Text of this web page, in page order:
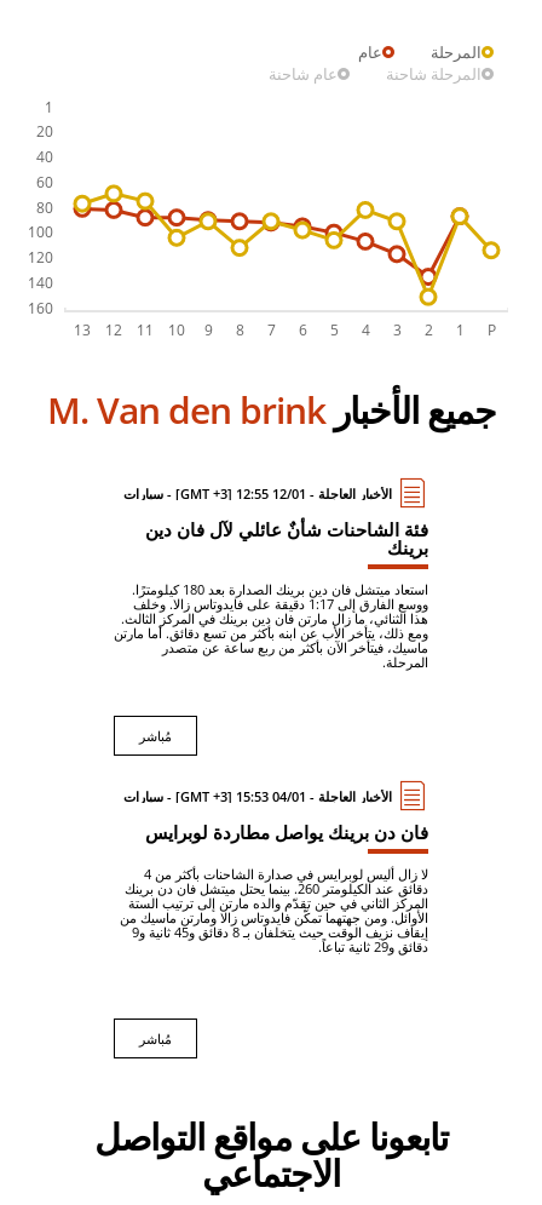
المرحلة
عام
المرحلة شاحنة
عام شاحنة
جميع الأخبارM. Van den brink
الأخبار العاجلة - 12/01 12:55 [GMT +3] - سيارات
فئة الشاحنات شأنٌ عائلي لآل فان دين
برينك
استعاد ميتشل فان دين برينك الصدارة بعد 180 كيلومترًا.
ووسع الفارق إلى 1:17 دقيقة على فايدوتاس زالا. وخلف
هذا الثنائي، ما زال مارتن فان دين برينك في المركز الثالث.
ومع ذلك، يتأخر الأب عن ابنه بأكثر من تسع دقائق. أما مارتن
ماسيك، فيتأخر الآن بأكثر من ربع ساعة عن متصدر
المرحلة.
مُباشر
الأخبار العاجلة - 04/01 15:53 [GMT +3] - سيارات
فان دن برينك يواصل مطاردة لوبرايس
لا زال أليس لوبرايس في صدارة الشاحنات بأكثر من 4
دقائق عند الكيلومتر 260. بينما يحتل ميتشل فان دن برينك
المركز الثاني في حين تقدّم والده مارتن إلى ترتيب الستة
الأوائل. ومن جهتهما تمكّن فايدوتاس زالا ومارتن ماسيك من
إيقاف نزيف الوقت حيث يتخلفان بـ 8 دقائق و45 ثانية و9
دقائق و29 ثانية تباعاً.
مُباشر
تابعونا على مواقع التواصل
الاجتماعي